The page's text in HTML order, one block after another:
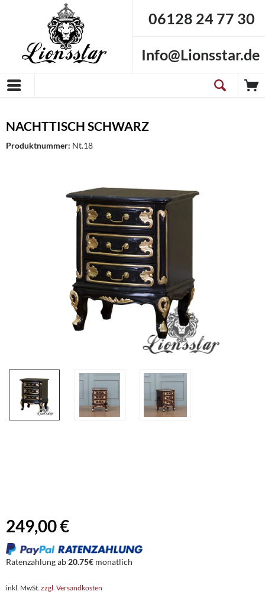
06128 24 77 30
Info@Lionsstar.de
NACHTTISCH SCHWARZ
Produktnummer: Nt.18
249,00 €
Ratenzahlung ab 20.75€ monatlich
inkl. MwSt. zzgl. Versandkosten